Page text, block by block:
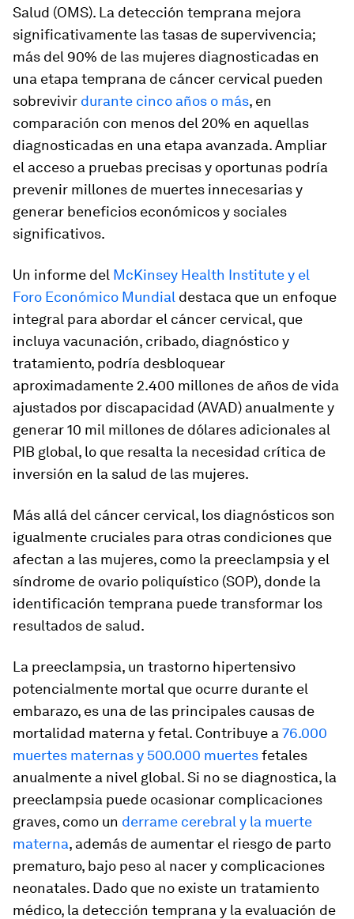
Salud (OMS). La detección temprana mejora
significativamente las tasas de supervivencia;
más del 90% de las mujeres diagnosticadas en
una etapa temprana de cáncer cervical pueden
sobrevivir durante cinco años o más, en
comparación con menos del 20% en aquellas
diagnosticadas en una etapa avanzada. Ampliar
el acceso a pruebas precisas y oportunas podría
prevenir millones de muertes innecesarias y
generar beneficios económicos y sociales
significativos.
Un informe del McKinsey Health Institute y el
Foro Económico Mundial destaca que un enfoque
integral para abordar el cáncer cervical, que
incluya vacunación, cribado, diagnóstico y
tratamiento, podría desbloquear
aproximadamente 2.400 millones de años de vida
ajustados por discapacidad (AVAD) anualmente y
generar 10 mil millones de dólares adicionales al
PIB global, lo que resalta la necesidad crítica de
inversión en la salud de las mujeres.
Más allá del cáncer cervical, los diagnósticos son
igualmente cruciales para otras condiciones que
afectan a las mujeres, como la preeclampsia y el
síndrome de ovario poliquístico (SOP), donde la
identificación temprana puede transformar los
resultados de salud.
La preeclampsia, un trastorno hipertensivo
potencialmente mortal que ocurre durante el
embarazo, es una de las principales causas de
mortalidad materna y fetal. Contribuye a 76.000
muertes maternas y 500.000 muertesfetales
anualmente a nivel global. Si no se diagnostica, la
preeclampsia puede ocasionar complicaciones
graves, como un derrame cerebral y la muerte
materna, además de aumentar el riesgo de parto
prematuro, bajo peso al nacer y complicaciones
neonatales. Dado que no existe un tratamiento
médico, la detección temprana y la evaluación de